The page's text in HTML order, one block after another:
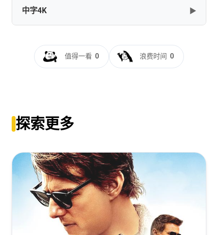
[60.43GB]
HD.MA.TrueHD.7.1.Atmos-FGT
[58.67GB] 复制 下载
Shang Chi and the Legend of the Ten Rings 2021 BluRay
7.1-LEGi0N [RiCK]
[51.19GB] 复制 下载
尚气与十环传奇[中文字幕+特效字
幕].2021.V2.UHD.BluRay.REMUX.2160p.HEVC.Atmos.TrueHD7.1-
DreamHD
复制 下载
Shang-Chi and the Legend of the Ten Rings (2021)
Shang-
Shang-
[26.8GB] 复制 下载
DL.DTS-HD.MA.TrueHD.7.1.Atmos.DV.MKV.x265-DVSUX
[25.16GB] 复制 下载
中字4K ▶
DreamHD
10008@BBQDDQ 21.89GB
尚气与十环传奇[中文字幕].Shang-
10010@BBQDDQ 20.96GB
[20.96GB] 复制 下载
尚气与十环传奇[简英双语字
幕
值得一看 0 浪费时间 0
探索更多